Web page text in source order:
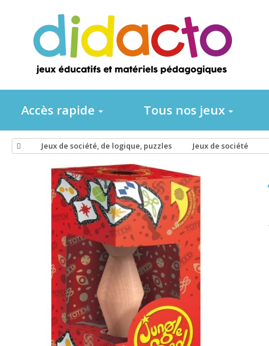
Accès rapide Tous nos jeux
Jeux de société, de logique, puzzles Jeux de société